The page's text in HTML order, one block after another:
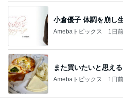
小倉優子 体調を崩し
Amebaトピックス 1日前
また買いたいと思え
Amebaトピックス 1日前